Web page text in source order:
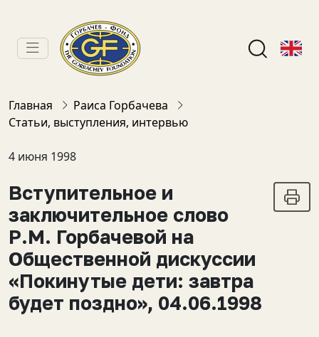
Главная
Раиса Горбачева
Статьи, выступления, интервью
4 июня 1998
Вступительное и
заключительное слово
Р.М. Горбачевой на
Общественной дискуссии
«Покинутые дети: завтра
будет поздно», 04.06.1998